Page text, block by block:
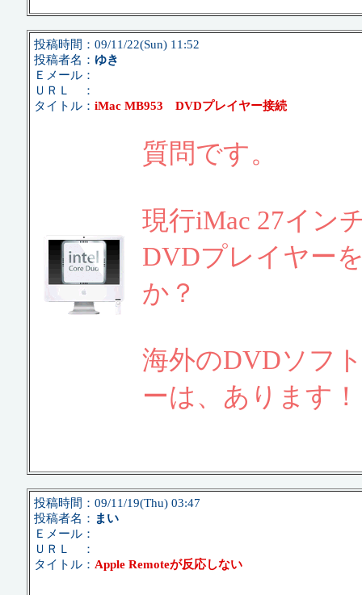
投稿時間：09/11/22(Sun) 11:52
投稿者名： ゆき
Ｅメール：
ＵＲＬ ：
タイトル： iMac MB953 DVDプレイヤー接続
質問です。
現行iMac 27イン
DVDプレイヤー
か？
海外のDVDソフ
ーは、あります
投稿時間：09/11/19(Thu) 03:47
投稿者名： まい
Ｅメール：
ＵＲＬ ：
タイトル： Apple Remoteが反応しない